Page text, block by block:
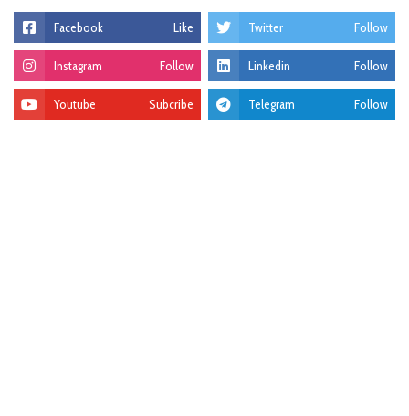
Facebook Like Twitter Follow
Instagram Follow Linkedin Follow
Youtube Subcribe Telegram Follow